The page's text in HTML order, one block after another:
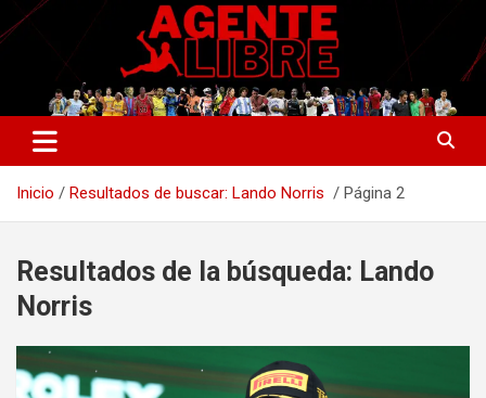
Saltar
al
Agente Libre Digital
La nueva generación del periodismo deportivo.
Inicio Resultados de buscar: Lando Norris Página 2
Resultados de la búsqueda: Lando
Norris